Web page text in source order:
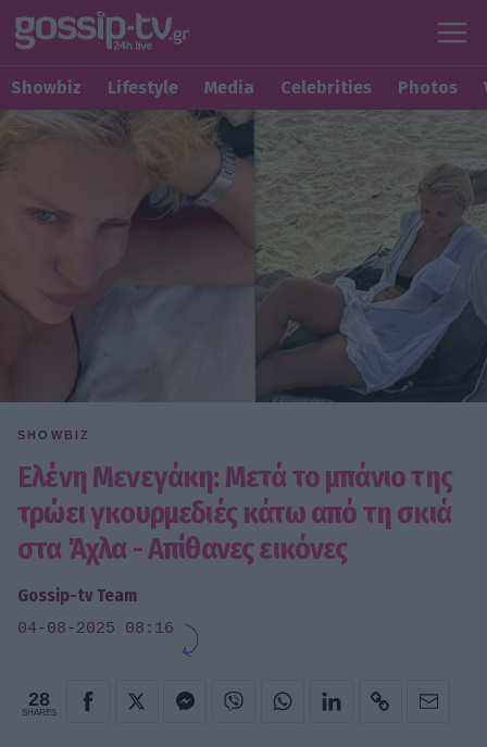
Showbiz Lifestyle Media Celebrities Photos
SHOWBIZ
Ελένη Μενεγάκη: Μετά το μπάνιο της
τρώει γκουρμεδιές κάτω από τη σκιά
στα Άχλα - Απίθανες εικόνες
Gossip-tv Team
04-08-2025 08:16
28
SHARES